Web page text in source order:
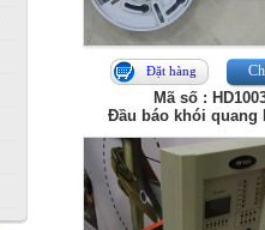
Đặt hàng
Mã số :
Đầu báo khói quang